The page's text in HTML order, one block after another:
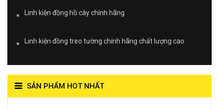
Linh kiện đồng hồ cây chính hãng
Linh kiện đồng treo tường chính hãng chất lượng cao
SẢN PHẨM HOT NHẤT